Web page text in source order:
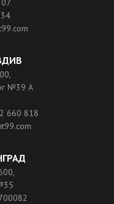
№39 A
660 818